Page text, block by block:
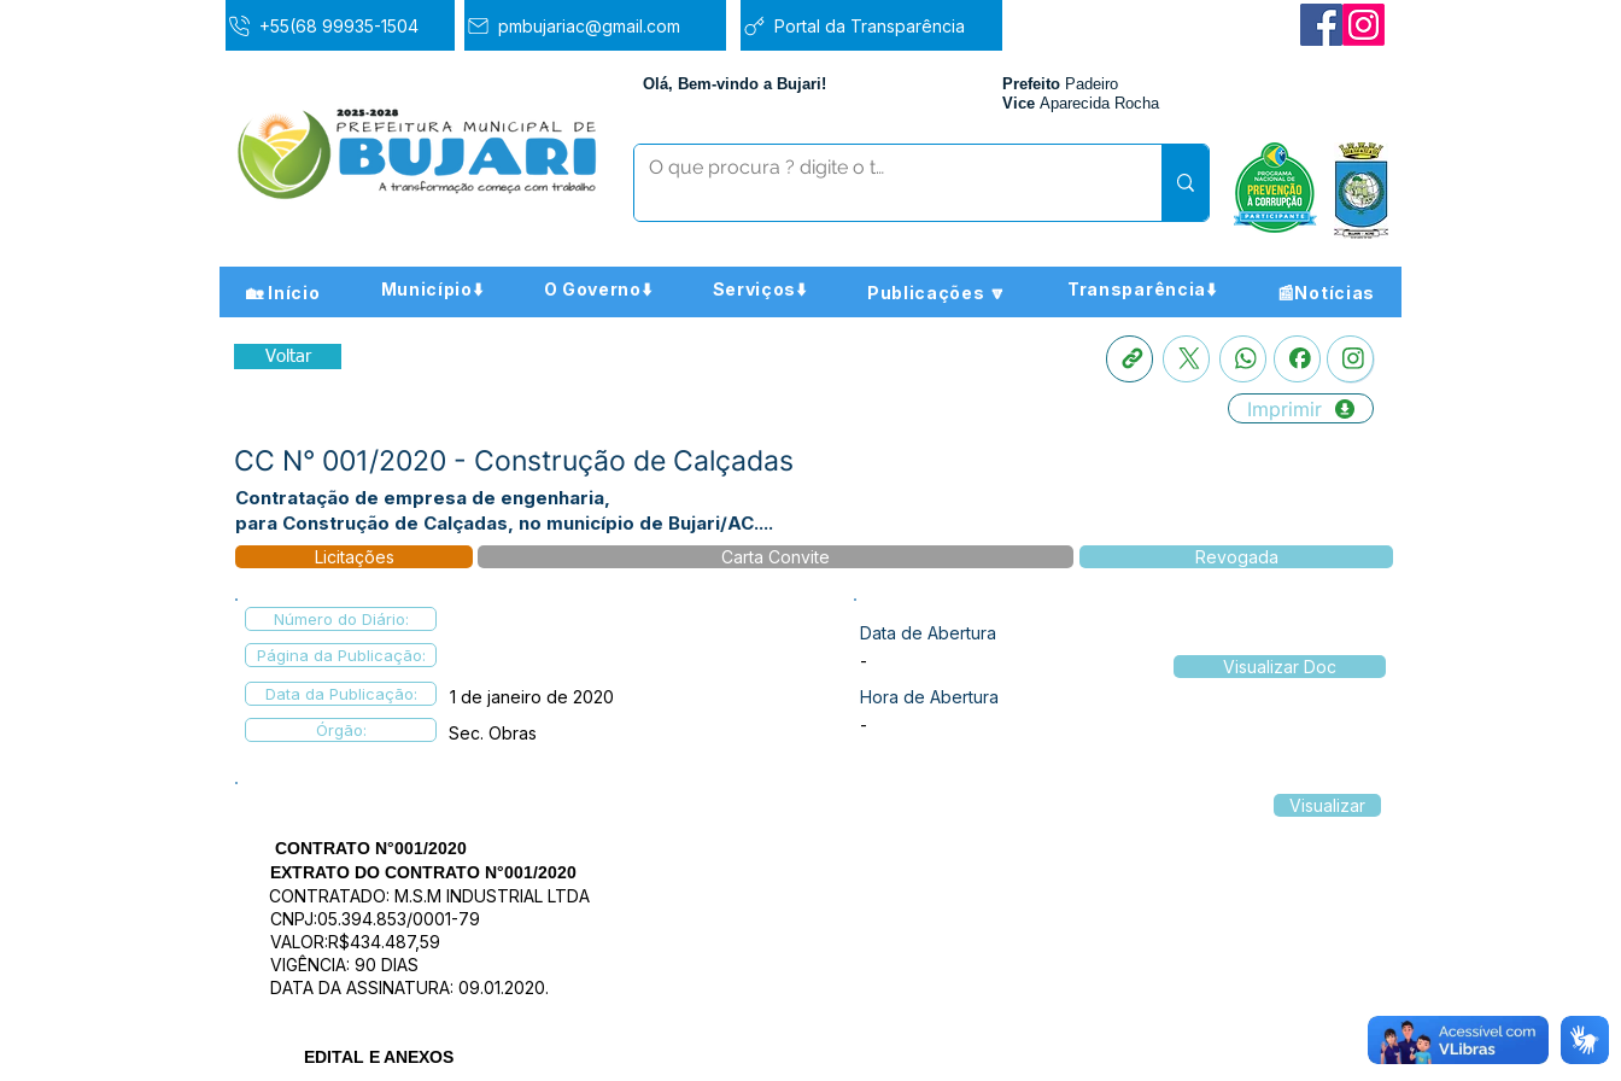
+55(68 99935-1504 pmbujariac@gmail.com Portal da Transparência
Olá, Bem-vindo a Bujari! Prefeito Padeiro
Vice Aparecida Rocha
🏡 Início Município⬇️ O Governo⬇️ Serviços⬇️ Publicações 🔽 Transparência⬇️ 📰Notícias
Voltar
Imprimir
CC N° 001/2020 - Construção de Calçadas
Contratação de empresa de engenharia,
para Construção de Calçadas, no município de Bujari/AC....
Licitações Carta Convite Revogada
Número do Diário:
Página da Publicação:
Data da Publicação:
1 de janeiro de 2020
Órgão: Sec. Obras
Data de Abertura
-
Hora de Abertura
-
Visualizar Doc
Visualizar
CONTRATO N°001/2020
EXTRATO DO CONTRATO N°001/2020
CONTRATADO: M.S.M INDUSTRIAL LTDA
CNPJ:05.394.853/0001-79
VALOR:R$434.487,59
VIGÊNCIA: 90 DIAS
DATA DA ASSINATURA: 09.01.2020.
EDITAL E ANEXOS